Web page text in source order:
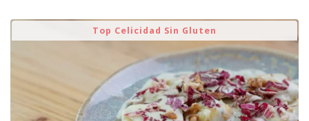
Top Celicidad Sin Gluten